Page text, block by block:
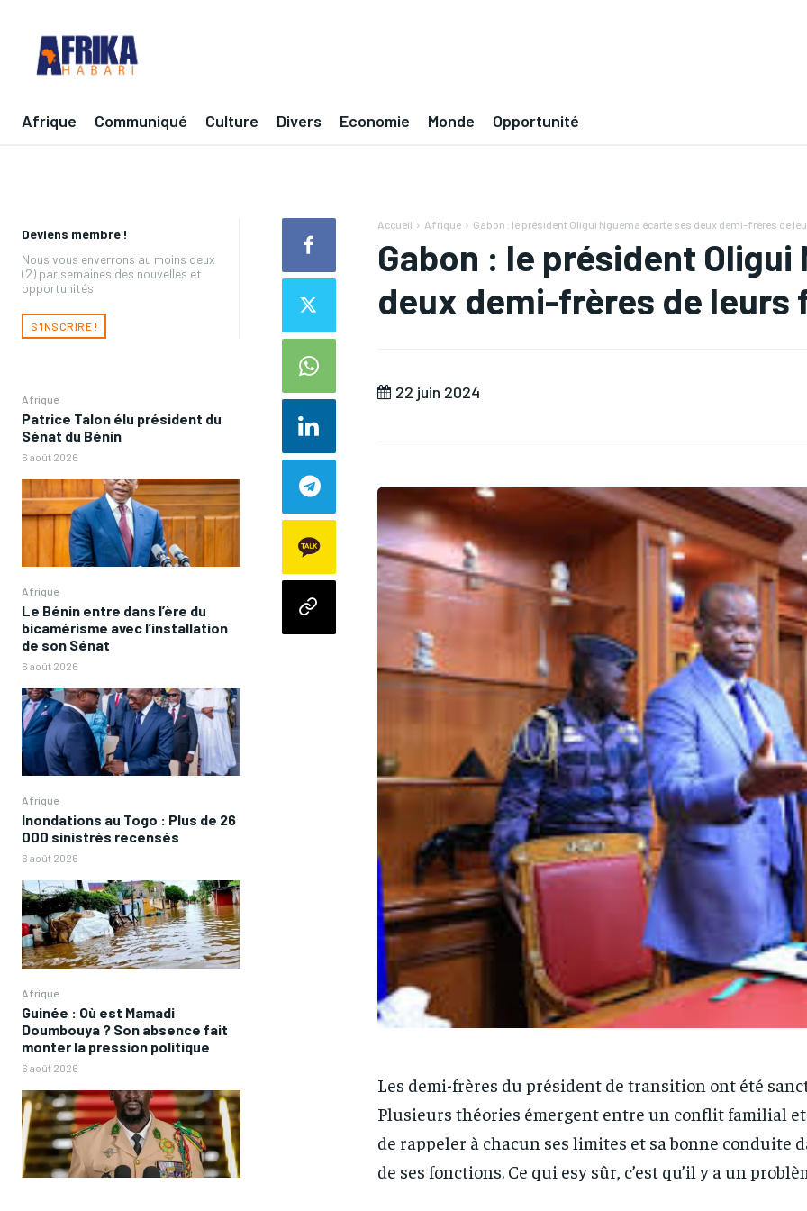
Afrique Communiqué Culture Divers Economie Monde Opportunité
Deviens membre !
Nous vous enverrons au moins deux
(2) par semaines des nouvelles et
opportunités
S'INSCRIRE !
Afrique
Patrice Talon élu président du
Sénat du Bénin
6 août 2026
Afrique
Le Bénin entre dans l’ère du
bicamérisme avec l’installation
de son Sénat
6 août 2026
Afrique
Inondations au Togo : Plus de 26
000 sinistrés recensés
6 août 2026
Afrique
Guinée : Où est Mamadi
Doumbouya ? Son absence fait
monter la pression politique
6 août 2026
Accueil Afrique Gabon : le président Oligui Nguema écarte ses deux demi-frères de
Gabon : le président
deux demi-frères de leurs
22 juin 2024
Les demi-frères du président de transition ont été
Plusieurs théories émergent entre un conflit familial
de rappeler à chacun ses limites et sa bonne conduite
de ses fonctions. Ce qui esy sûr, c’est qu’il y a un